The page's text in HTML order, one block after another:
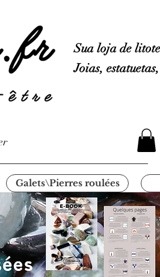
Sua loja de
Joias,
Galets\Pierres roulées